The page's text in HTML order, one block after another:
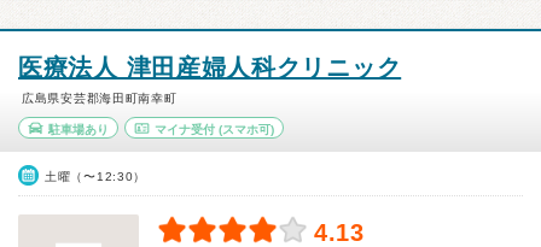
医療法人 津田産婦人科クリニック
広島県安芸郡海田町南幸町
駐車場あり マイナ受付(スマホ可)
土曜（〜12:30）
4.13